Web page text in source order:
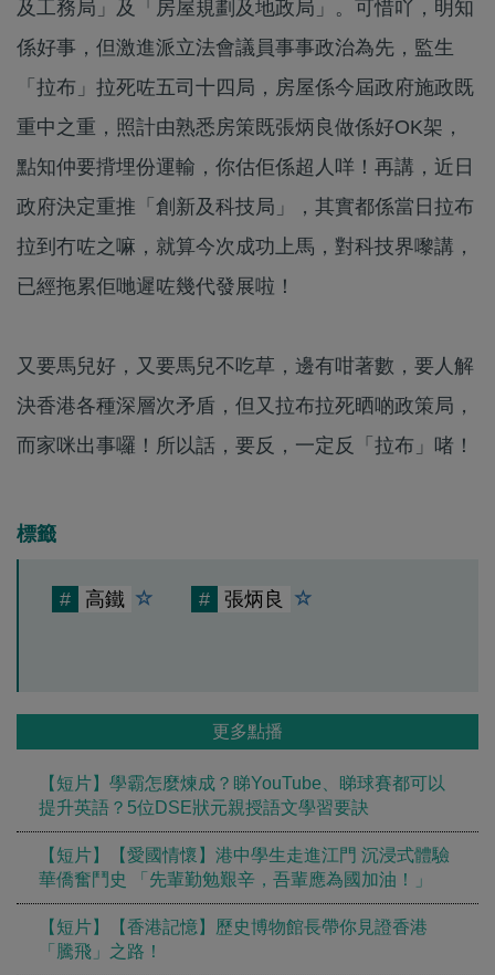
及工務局」及「房屋規劃及地政局」。可惜吖，明知
係好事，但激進派立法會議員事事政治為先，監生
「拉布」拉死咗五司十四局，房屋係今屆政府施政既
重中之重，照計由熟悉房策既張炳良做係好OK架，
點知仲要揹埋份運輸，你估佢係超人咩！再講，近日
政府決定重推「創新及科技局」，其實都係當日拉布
拉到冇咗之嘛，就算今次成功上馬，對科技界嚟講，
已經拖累佢哋遲咗幾代發展啦！
又要馬兒好，又要馬兒不吃草，邊有咁著數，要人解
決香港各種深層次矛盾，但又拉布拉死晒啲政策局，
而家咪出事囉！所以話，要反，一定反「拉布」啫！
標籤
# 高鐵 # 張炳良
更多點播
【短片】學霸怎麼煉成？睇YouTube、睇球賽都可以
提升英語？5位DSE狀元親授語文學習要訣
【短片】【愛國情懷】港中學生走進江門 沉浸式體驗
華僑奮鬥史 「先輩勤勉艱辛，吾輩應為國加油！」
【短片】【香港記憶】歷史博物館長帶你見證香港
「騰飛」之路！